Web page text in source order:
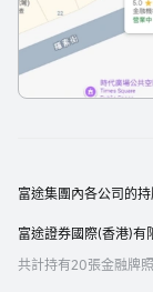
富途集團內各公司的持
富途證券國際(香港)有
共計持有20張金融牌